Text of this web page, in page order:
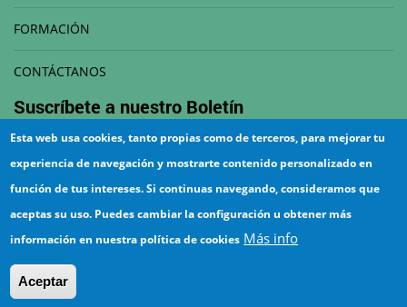
FORMACIÓN
CONTÁCTANOS
Suscríbete a nuestro Boletín
¡Suscríbete!
Esta web usa cookies, tanto propias como de terceros, para mejorar tu
experiencia de navegación y mostrarte contenido personalizado en
función de tus intereses. Si continuas navegando, consideramos que
aceptas su uso. Puedes cambiar la configuración u obtener más
información en nuestra política de cookies Más info
Aceptar